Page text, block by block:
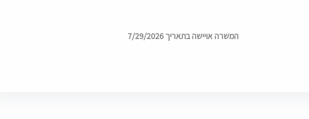
המשרה אויישה בתאריך 7/29/2026